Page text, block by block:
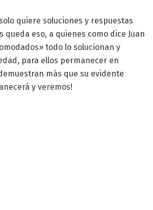
quiere soluciones y respuestas
queda eso, a quienes como dice Juan
todo lo solucionan y
para ellos permanecer en
más que su evidente
y veremos!